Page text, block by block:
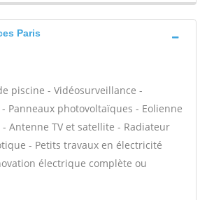
Paris
piscine - Vidéosurveillance -
Panneaux photovoltaïques - Eolienne
Antenne TV et satellite - Radiateur
- Petits travaux en électricité
électrique complète ou